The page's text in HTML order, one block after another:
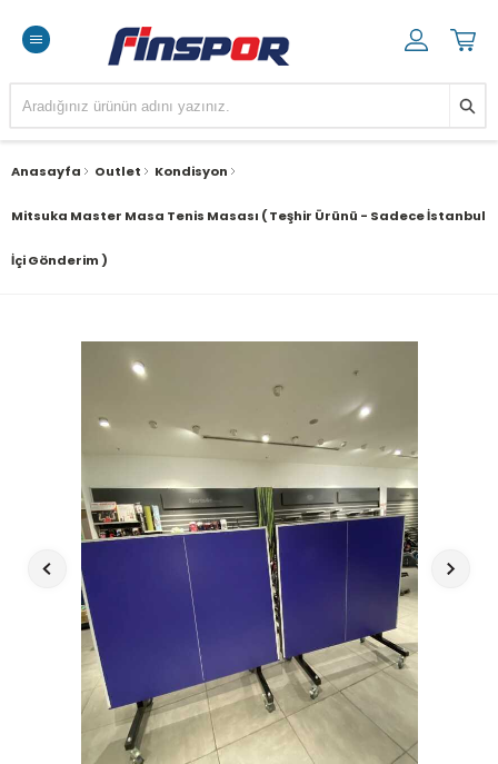
Anasayfa Outlet Kondisyon
Mitsuka Master Masa Tenis Masası ( Teşhir Ürünü - Sadece İstanbul
İçi Gönderim )